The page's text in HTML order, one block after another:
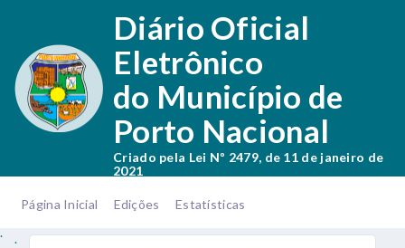
Diário Oficial
Eletrônico
do Município de
Porto Nacional
Criado pela Lei Nº 2479, de 11 de janeiro de
2021
Página Inicial
Edições
Estatísticas
.
.